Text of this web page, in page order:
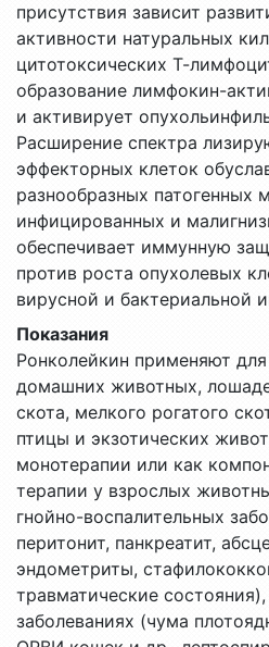
присутствия зависит
активности натуральных
цитотоксических Т-
образование лимфокин-
и активирует
Расширение спектра
эффекторных клеток
разнообразных патогенных
инфицированных и
обеспечивает иммунную
против роста опухолевых
вирусной и бактериальной
Показания
Ронколейкин применяют
домашних животных,
скота, мелкого рогатого
птицы и экзотических
монотерапии или как
терапии у взрослых
гнойно-воспалительных
перитонит, панкреатит,
эндометриты,
травматические
заболеваниях (чума